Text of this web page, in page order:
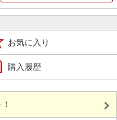
お気に入り
購入履歴